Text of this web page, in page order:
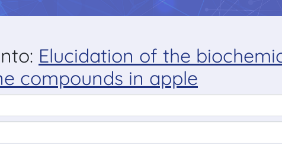
Elucidation of the
compounds in apple